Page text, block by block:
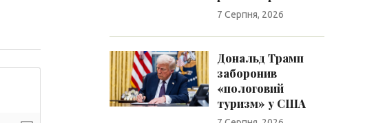
7 Серпня, 2026
Дональд Трамп
заборонив
«пологовий
туризм» у США